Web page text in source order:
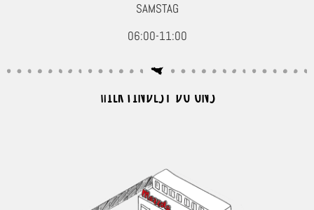
SAMSTAG
06:00-11:00
HIER FINDEST DU UNS